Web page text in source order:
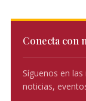
Conecta con
Síguenos en
noticias,